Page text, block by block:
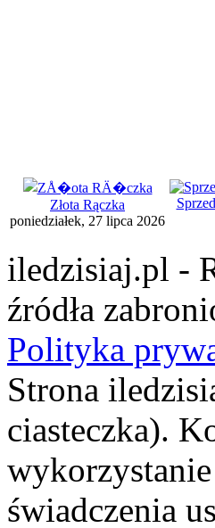
Złota Rączka
poniedziałek, 27 lipca 2026
iledzisiaj.pl -
źródła
Polityka
Strona
ciasteczka).
świadczenia